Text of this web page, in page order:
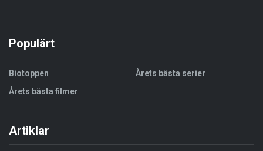
Populärt
Biotoppen
Årets bästa filmer
Årets bästa serier
Artiklar